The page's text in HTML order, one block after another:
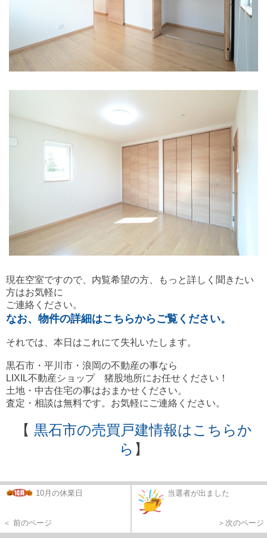
現在空室ですので、内覧希望の方、もっと詳しく聞きたい
方はお気軽に
ご連絡ください。
なお、物件の詳細はこちらからご覧ください。
それでは、本日はこれにて失礼いたします。
黒石市・平川市・浪岡の不動産の事なら
LIXIL不動産ショップ 猪股地所にお任せください！
土地・中古住宅の事はおまかせください。
査定・相談は無料です。お気軽にご連絡ください。
【 黒石市の売買戸建情報はこちらか
ら 】
10月の休業日
＜ 前のページ
当選者が出ました
＞次のページ